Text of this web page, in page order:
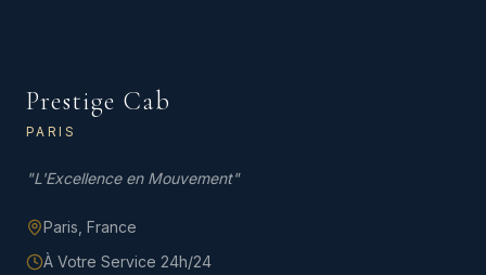
Prestige Cab
PARIS
"L'Excellence en Mouvement"
Paris, France
À Votre Service 24h/24